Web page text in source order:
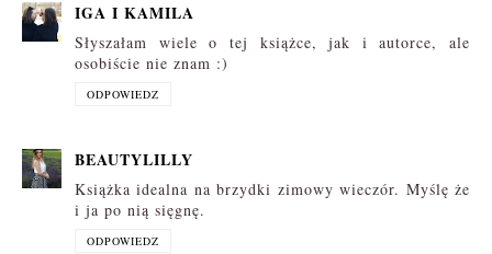
IGA I KAMILA
Słyszałam wiele o tej książce, jak i autorce, ale
osobiście nie znam :)
ODPOWIEDZ
BEAUTYLILLY
Książka idealna na brzydki zimowy wieczór. Myślę że
i ja po nią sięgnę.
ODPOWIEDZ